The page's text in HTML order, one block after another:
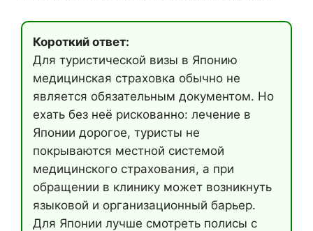
Короткий ответ:
Для туристической визы в Японию
медицинская страховка обычно не
является обязательным документом. Но
ехать без неё рискованно: лечение в
Японии дорогое, туристы не
покрываются местной системой
медицинского страхования, а при
обращении в клинику может возникнуть
языковой и организационный барьер.
Для Японии лучше смотреть полисы с